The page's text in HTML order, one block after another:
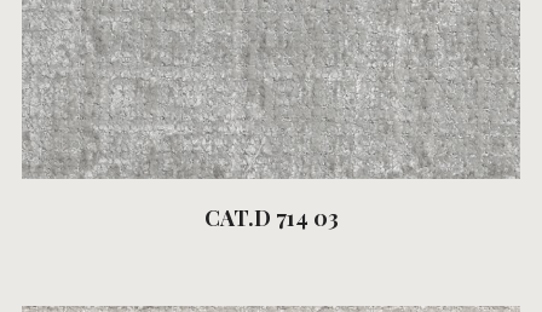
CAT.D 714 03